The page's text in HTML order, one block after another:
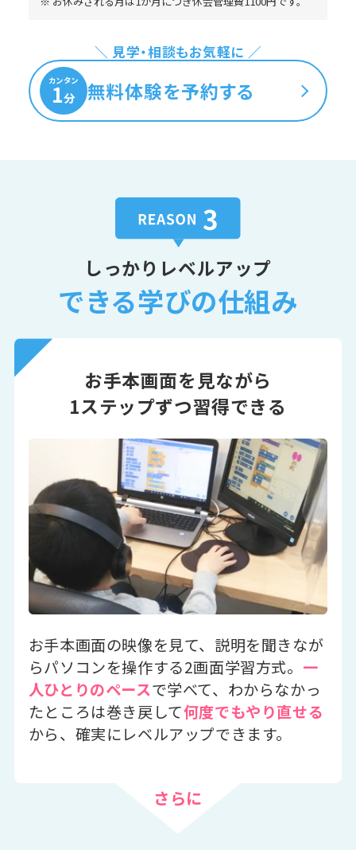
＼ 見学・相談もお気軽に ／
カンタン
1分 無料体験を予約する
しっかりレベルアップ
できる学びの仕組み
お手本画面を見ながら
1ステップずつ習得できる
お手本画面の映像を見て、説明を聞きなが
らパソコンを操作する2画面学習方式。 一
人ひとりのペースで学べて、わからなかっ
たところは巻き戻して何度でもやり直せる
から、確実にレベルアップできます。
さらに